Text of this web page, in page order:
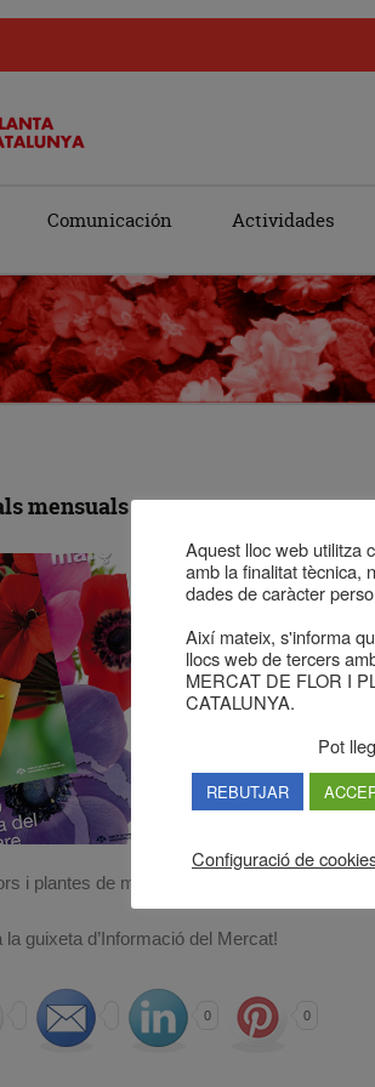
Comunicación Actividades
mensuals
Estrenem nou any i
de santorals per
Com cada any des del
uns cartells-
aparadors dels seus
què ningú s’oblidi de
una planta ben
després uns
i plantes de mil colors i formes.
guixeta d’Informació del Mercat!
0 0
Aquest lloc web utilitza
amb la finalitat tècnica,
dades de caràcter
Així mateix, s'informa
llocs web de tercers
MERCAT DE FLOR I
CATALUNYA.
Pot
REBUTJAR
Configuració de